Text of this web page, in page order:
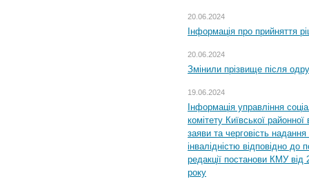
20.06.2024
Інформація про прийняття
20.06.2024
Змінили прізвище після
19.06.2024
Інформація управління
комітету Київської
заяви та черговість надання
інвалідністю відповідно
редакції постанови КМУ
року